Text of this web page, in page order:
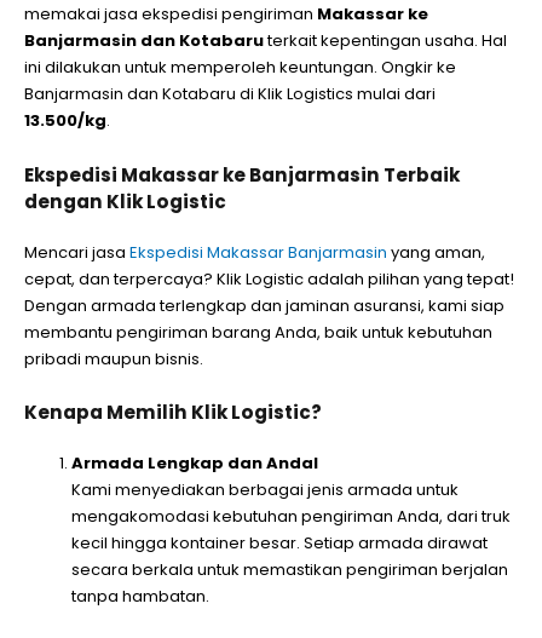
memakai jasa ekspedisi pengiriman Makassar ke
Banjarmasin dan Kotabaruterkait kepentingan usaha. Hal
ini dilakukan untuk memperoleh keuntungan. Ongkir ke
Banjarmasin dan Kotabaru di Klik Logistics mulai dari
13.500/kg.
Ekspedisi Makassar ke Banjarmasin Terbaik
dengan Klik Logistic
Mencari jasa Ekspedisi Makassar Banjarmasin yang aman,
cepat, dan terpercaya? Klik Logistic adalah pilihan yang tepat!
Dengan armada terlengkap dan jaminan asuransi, kami siap
membantu pengiriman barang Anda, baik untuk kebutuhan
pribadi maupun bisnis.
Kenapa Memilih Klik Logistic?
Armada Lengkap dan Andal
Kami menyediakan berbagai jenis armada untuk
mengakomodasi kebutuhan pengiriman Anda, dari truk
kecil hingga kontainer besar. Setiap armada dirawat
secara berkala untuk memastikan pengiriman berjalan
tanpa hambatan.